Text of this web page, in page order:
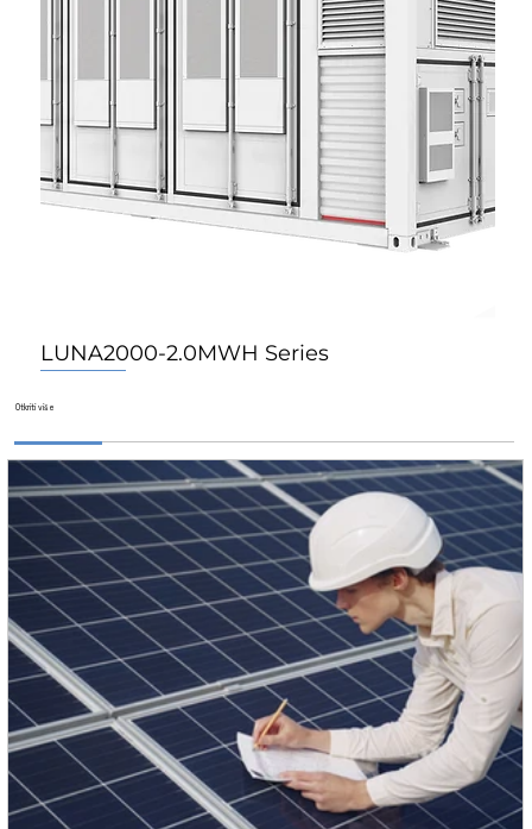
LUNA2000-2.0MWH Series
​Otkriti više​